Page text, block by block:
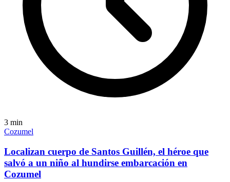
3 min
Cozumel
Localizan cuerpo de Santos Guillén, el héroe que
salvó a un niño al hundirse embarcación en
Cozumel